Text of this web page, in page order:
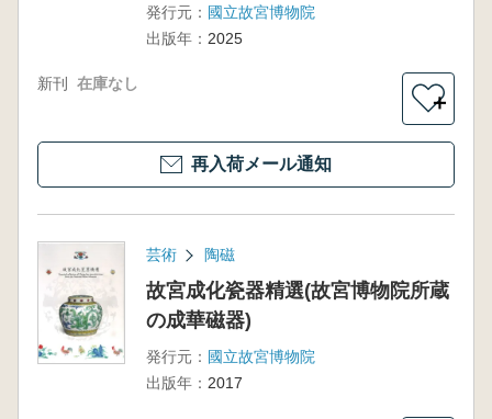
発行元： 國立故宮博物院
出版年： 2025
新刊 在庫なし
＋
再入荷メール通知
芸術 陶磁
故宮成化瓷器精選(故宮博物院所蔵
の成華磁器)
発行元： 國立故宮博物院
出版年： 2017